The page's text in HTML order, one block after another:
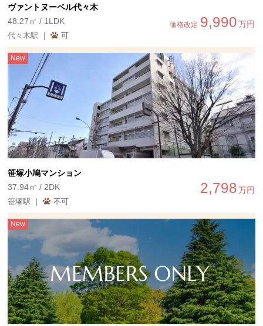
ヴァントヌーベル代々木
価格改定 9,990万円
48.27㎡ / 1LDK
代々木駅 ｜ 可
New
笹塚小鳩マンション
2,798万円
37.94㎡ / 2DK
笹塚駅 ｜ 不可
New